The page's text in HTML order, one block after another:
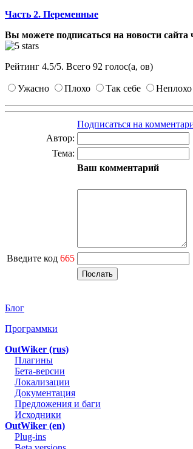
Часть 2. Переменные
Вы можете подписаться на новости сайта
Рейтинг 4.5/5. Всего 92 голос(а, ов)
Ужасно Плохо Так себе Неплохо
Подписаться на
Автор:
Тема:
Ваш комментарий
Введите код 665
Блог
Программки
OutWiker (rus)
Плагины
Бета-версии
Локализации
Документация
Предложения и баги
Исходники
OutWiker (en)
Plug-ins